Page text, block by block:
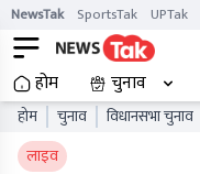
NewsTak SportsTak UPTak
होम चुनाव
होम चुनाव विधानसभा चुनाव
लाइव